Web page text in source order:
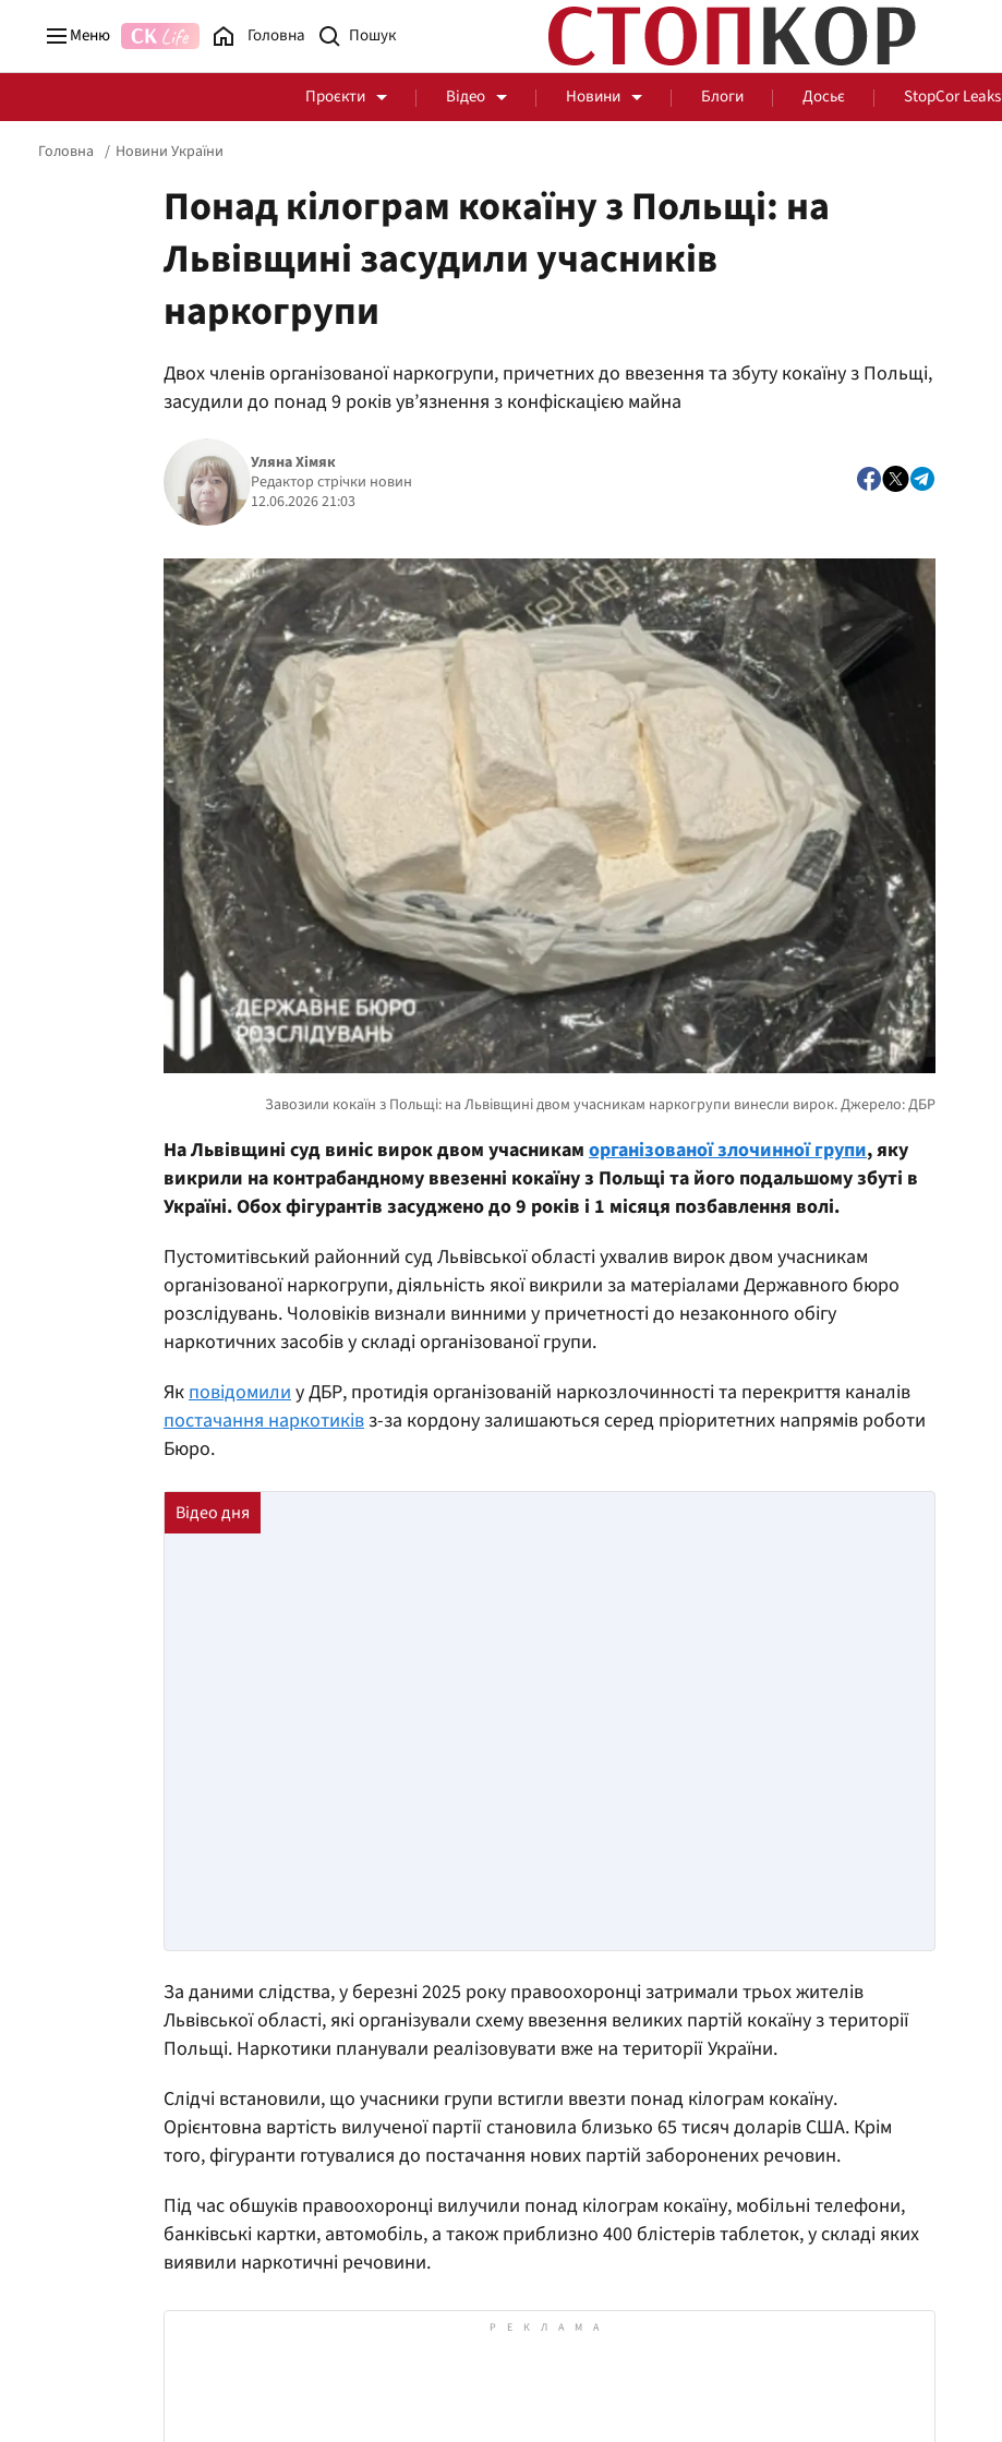
Меню Головна
Проєкти Відео Новини Блоги Досьє StopCor Leaks
Стоп Політичній Корупції Чесні закупівлі За парканом
Здоров'я
Головна Новини України
Понад кілограм кокаїну з Польщі: на
Львівщині засудили учасників
наркогрупи
Двох членів організованої наркогрупи, причетних до ввезення та збуту кокаїну з Польщі,
засудили до понад 9 років ув’язнення з конфіскацією майна
Уляна Хімяк
Редактор стрічки новин
12.06.2026 21:03
На Львівщині суд виніс вирок двом учасникам організованої злочинної групи, яку
викрили на контрабандному ввезенні кокаїну з Польщі та його подальшому збуті в
Україні. Обох фігурантів засуджено до 9 років і 1 місяця позбавлення волі.
Пустомитівський районний суд Львівської області ухвалив вирок двом учасникам
організованої наркогрупи, діяльність якої викрили за матеріалами Державного бюро
розслідувань. Чоловіків визнали винними у причетності до незаконного обігу
наркотичних засобів у складі організованої групи.
Як повідомили у ДБР, протидія організованій наркозлочинності та перекриття каналів
постачання наркотиків з-за кордону залишаються серед пріоритетних напрямів роботи
Бюро.
За даними слідства, у березні 2025 року правоохоронці затримали трьох жителів
Львівської області, які організували схему ввезення великих партій кокаїну з території
Польщі. Наркотики планували реалізовувати вже на території України.
Слідчі встановили, що учасники групи встигли ввезти понад кілограм кокаїну.
Орієнтовна вартість вилученої партії становила близько 65 тисяч доларів США. Крім
того, фігуранти готувалися до постачання нових партій заборонених речовин.
Під час обшуків правоохоронці вилучили понад кілограм кокаїну, мобільні телефони,
банківські картки, автомобіль, а також приблизно 400 блістерів таблеток, у складі яких
виявили наркотичні речовини.